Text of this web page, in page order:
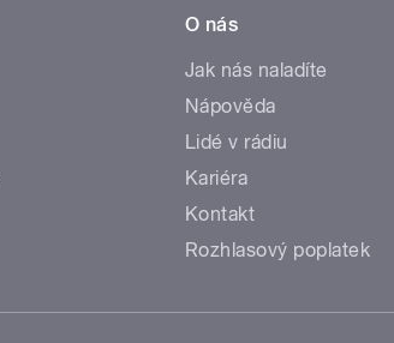
O nás
Jak nás naladíte
Nápověda
Lidé v rádiu
Kariéra
Kontakt
Rozhlasový poplatek